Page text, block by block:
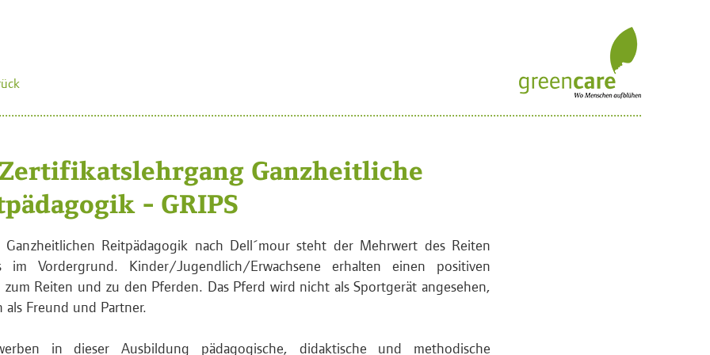
Zertifikatslehrgang Ganzheitliche
- GRIPS
Reitpädagogik nach Dell´mour steht der Mehrwert des Reiten
im Vordergrund. Kinder/Jugendlich/Erwachsene erhalten einen positiven
Reiten und zu den Pferden. Das Pferd wird nicht als Sportgerät angesehen,
als Freund und Partner.
in dieser Ausbildung pädagogische, didaktische und methodische